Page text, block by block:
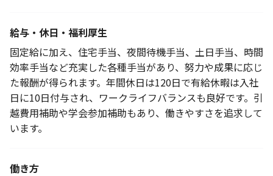
給与・休日・福利厚生
固定給に加え、住宅手当、夜間待機手当、土日手当、時間
効率手当など充実した各種手当があり、努力や成果に応じ
た報酬が得られます。年間休日は120日で有給休暇は入社
日に10日付与され、ワークライフバランスも良好です。引
越費用補助や学会参加補助もあり、働きやすさを追求して
います。
働き方